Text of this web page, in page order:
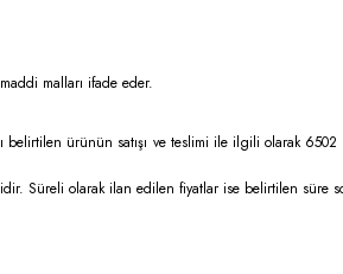
malları ifade eder.
ürünün satışı ve teslimi ile ilgili olarak 6502
Süreli olarak ilan edilen fiyatlar ise belirtilen süre